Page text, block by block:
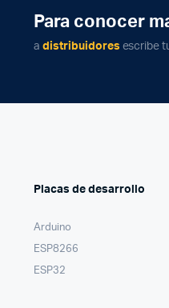
Para conocer
a distribuidores escribe
Placas de desarrollo
Arduino
ESP8266
ESP32